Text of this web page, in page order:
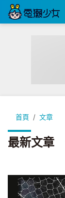
首頁 文章
最新文章